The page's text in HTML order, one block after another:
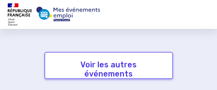
Voir les autres
événements